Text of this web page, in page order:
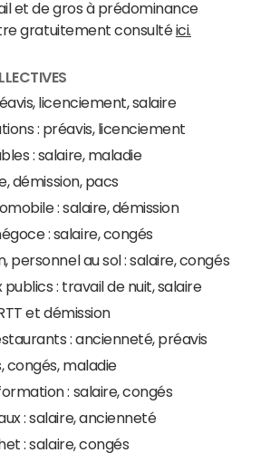
et de gros à prédominance
gratuitement consultéici.
licenciement, salaire
: préavis, licenciement
: salaire, maladie
démission, pacs
: salaire, démission
: salaire, congés
personnel au sol : salaire, congés
: travail de nuit, salaire
et démission
: ancienneté, préavis
congés, maladie
: salaire, congés
: salaire, ancienneté
: salaire, congés